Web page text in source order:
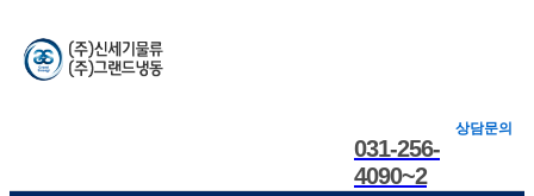
상담문의
031-256-
4090~2